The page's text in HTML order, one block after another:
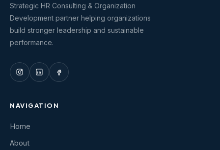
Strategic HR Consulting & Organization
Development partner helping organizations
build stronger leadership and sustainable
performance.
NAVIGATION
Home
About